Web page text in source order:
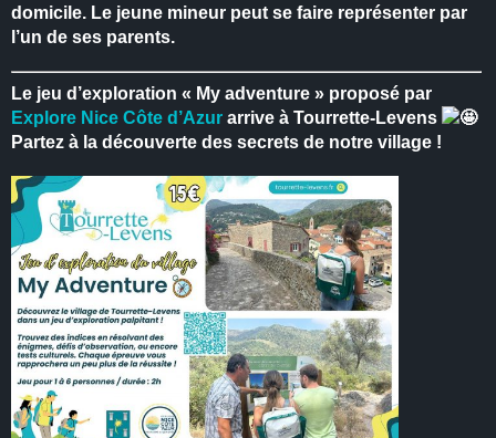
domicile. Le jeune mineur peut se faire représenter par
l’un de ses parents.
Le jeu d’exploration « My adventure » proposé par
Explore Nice Côte d’Azur arrive à Tourrette-Levens
Partez à la découverte des secrets de notre village !